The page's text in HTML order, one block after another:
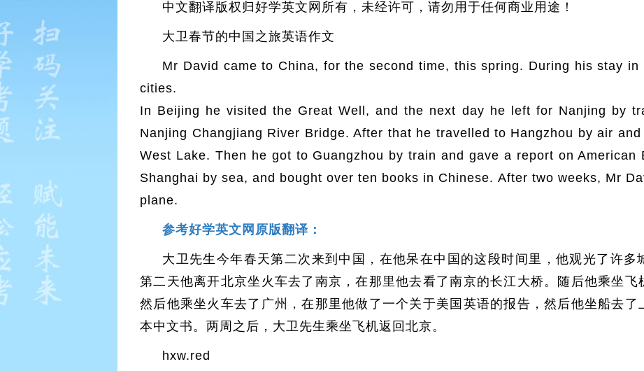
中文翻译版权归好学英文网所有，未经许可，请勿用于任何商业用途！
大卫春节的中国之旅英语作文
Mr David came to China, for the second time, this spring. During his stay in
cities.
In Beijing he visited the Great Well, and the next day he left for Nanjing by
Nanjing Changjiang River Bridge. After that he travelled to Hangzhou by air
West Lake. Then he got to Guangzhou by train and gave a report on American
Shanghai by sea, and bought over ten books in Chinese. After two weeks, Mr
plane.
参考好学英文网原版翻译：
大卫先生今年春天第二次来到中国，在他呆在中国的这段时间里，他观光了许多
第二天他离开北京坐火车去了南京，在那里他去看了南京的长江大桥。随后他乘坐飞
然后他乘坐火车去了广州，在那里他做了一个关于美国英语的报告，然后他坐船去了
本中文书。两周之后，大卫先生乘坐飞机返回北京。
hxw.red